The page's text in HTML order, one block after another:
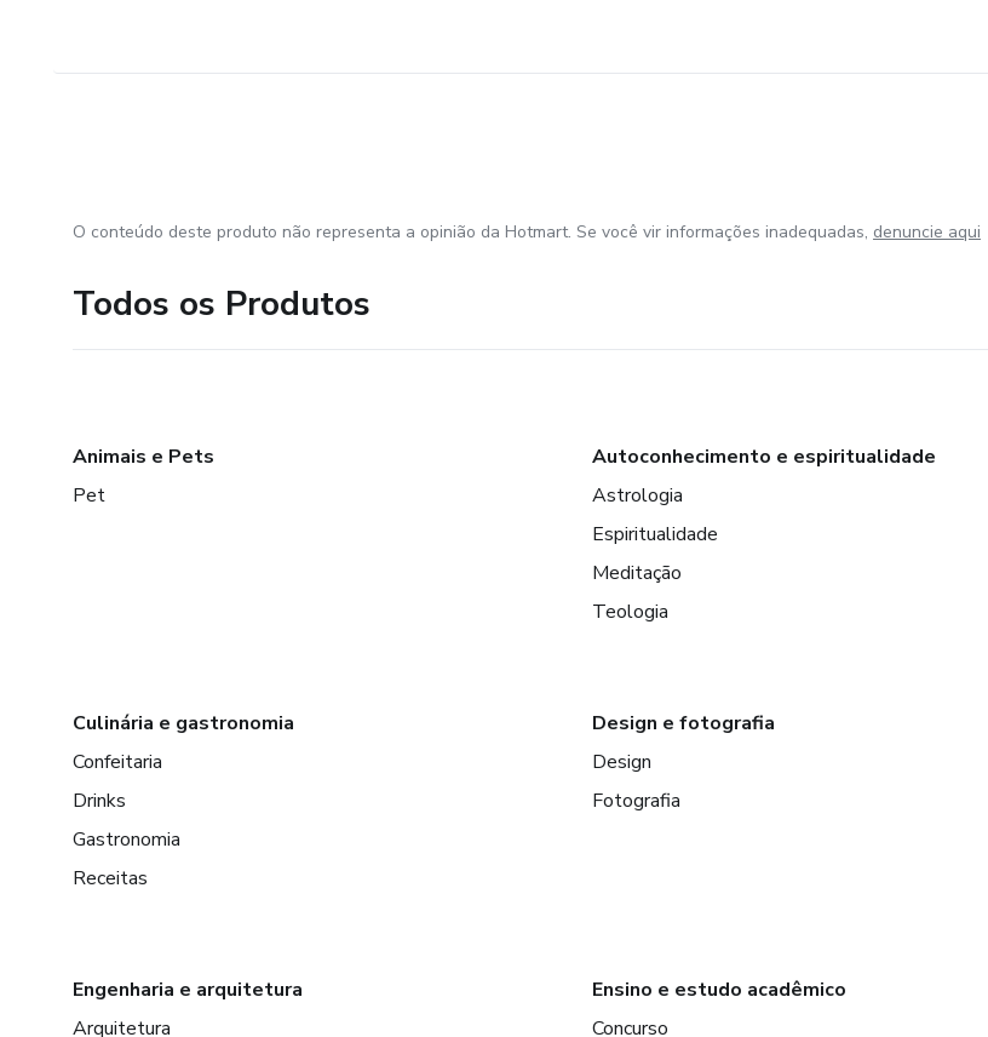
O conteúdo deste produto não representa a opinião da Hotmart. Se você vir informações inadequadas, denuncie aqui
Todos os Produtos
Animais e Pets
Pet
Autoconhecimento e espiritualidade
Astrologia
Espiritualidade
Meditação
Teologia
Culinária e gastronomia
Confeitaria
Drinks
Gastronomia
Receitas
Design e fotografia
Design
Fotografia
Engenharia e arquitetura
Arquitetura
Ensino e estudo acadêmico
Concurso